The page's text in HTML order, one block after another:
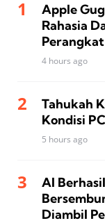
Apple
Rahasia
4 hours ago
Tahukah
Kondisi
5 hours ago
AI
Diambil